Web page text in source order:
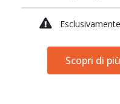
Scopri di più